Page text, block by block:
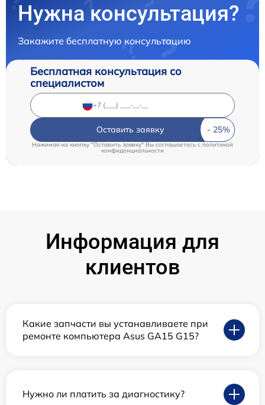
Нужна консультация?
Закажите бесплатную консультацию
Бесплатная консультация со
специалистом
Оставить заявку
Нажимая на кнопку "Оставить заявку" Вы соглашаетесь cполитикой
конфиденциальности
Информация для
клиентов
Какие запчасти вы устанавливаете при
ремонте компьютера Asus GA15 G15?
Нужно ли платить за диагностику?